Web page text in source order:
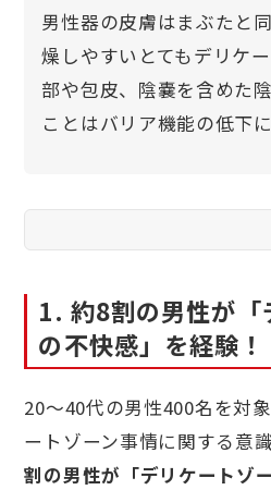
男性器の皮膚はまぶたと
燥しやすいとてもデリケ
部や包皮、陰嚢を含めた
ことはバリア機能の低下
1. 約8割の男性が「
の不快感」を経験！
20〜40代の男性400名を対
ートゾーン事情に関する意
割の男性が「デリケートゾ